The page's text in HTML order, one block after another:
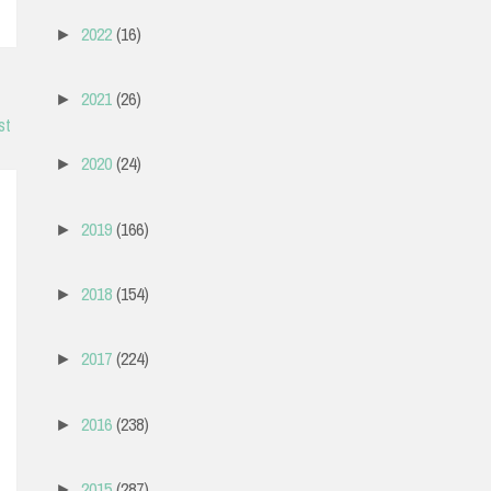
► 2022 (16)
► 2021 (26)
► 2020 (24)
► 2019 (166)
► 2018 (154)
► 2017 (224)
► 2016 (238)